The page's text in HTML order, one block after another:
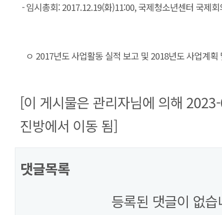
- 임시총회: 2017.12.19(화)11:00, 국제청소년센터 국제
ㅇ 2017년도 사업활동 실적 보고 및 2018년도 사업계획
[이 게시물은 관리자님에 의해
진방에서 이동 됨]
댓글목록
등록된 댓글이 없습